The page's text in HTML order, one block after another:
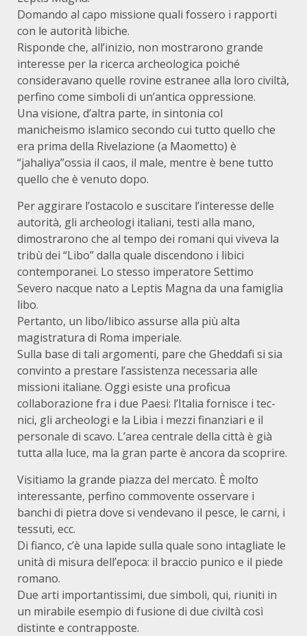
Domando al capo missione quali fossero i rapporti
con le auto­rità libiche.
Risponde che, all’inizio, non mostrarono grande
interesse per la ricerca archeologica poiché
consideravano quelle rovine estranee alla loro civiltà,
perfino come simboli di un’antica oppressione.
Una visione, d’altra parte, in sintonia col
manicheismo islamico secondo cui tutto quello che
era prima della Rivelazione (a Mao­metto) è
“jahaliya”ossia il caos, il male, mentre è bene tutto
quello che è venuto dopo.
Per aggirare l’ostacolo e suscitare l’interesse delle
autorità, gli ar­cheologi italiani, testi alla mano,
dimostrarono che al tempo dei romani qui viveva la
tribù dei “Libo” dalla quale discendono i li­bici
contemporanei. Lo stesso imperatore Settimo
Severo nacque nato a Leptis Magna da una famiglia
libo.
Pertanto, un libo/libico assurse alla più alta
magistratura di Roma imperiale.
Sulla base di tali argomenti, pare che Gheddafi si sia
convinto a prestare l’assistenza necessaria alle
missioni italiane. Oggi esiste una proficua
collaborazione fra i due Paesi: l’Italia fornisce i tec­
nici, gli archeologi e la Libia i mezzi finanziari e il
personale di scavo. L’area centrale della città è già
tutta alla luce, ma la gran parte è ancora da scoprire.
Visitiamo la grande piazza del mercato. È molto
interessante, per­fino commovente osservare i
banchi di pietra dove si vendevano il pesce, le carni, i
tessuti, ecc.
Di fianco, c’è una lapide sulla quale sono intagliate le
unità di mi­sura dell’epoca: il braccio punico e il piede
romano.
Due arti importantissimi, due simboli, qui, riuniti in
un mirabile esempio di fusione di due civiltà così
distinte e contrapposte.